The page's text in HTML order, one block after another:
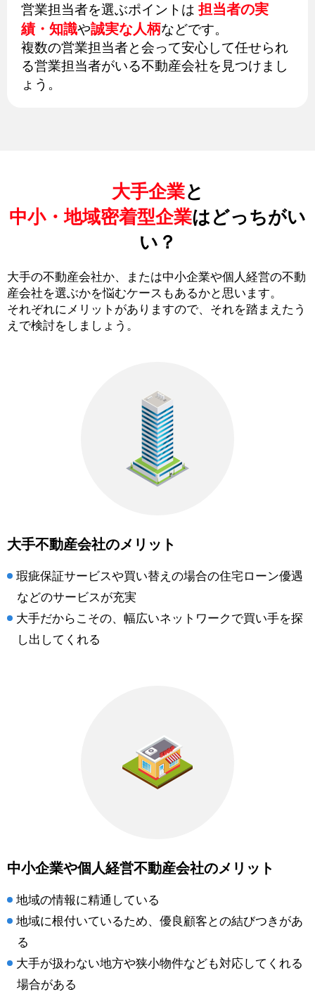
営業担当者を選ぶポイントは 担当者の実
績・知識や誠実な人柄などです。
複数の営業担当者と会って安心して任せられ
る営業担当者がいる不動産会社を見つけまし
ょう。
大手企業と
中小・地域密着型企業はどっちがい
い？
大手の不動産会社か、または中小企業や個人経営の不動
産会社を選ぶかを悩むケースもあるかと思います。
それぞれにメリットがありますので、それを踏まえたう
えで検討をしましょう。
大手不動産会社のメリット
瑕疵保証サービスや買い替えの場合の住宅ローン優遇
などのサービスが充実
大手だからこその、幅広いネットワークで買い手を探
し出してくれる
中小企業や個人経営不動産会社のメリット
地域の情報に精通している
地域に根付いているため、優良顧客との結びつきがあ
る
大手が扱わない地方や狭小物件なども対応してくれる
場合がある